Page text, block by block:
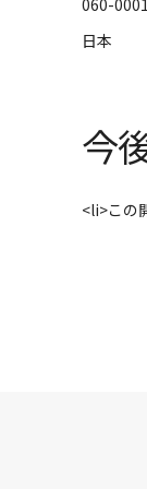
060-0001
日本
今
<li>この